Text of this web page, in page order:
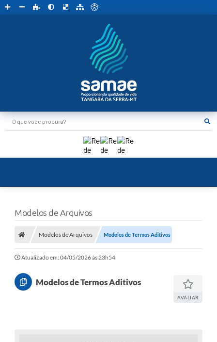
O que voce procura?
Modelos de Arquivos
Modelos de Arquivos Modelos de Termos Aditivos
Atualizado em: 04/05/2026 às 23h54
Modelos de Termos Aditivos
AVALIAR